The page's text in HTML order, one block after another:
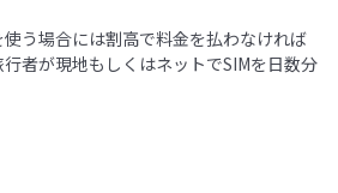
う場合には割高で料金を払わなければ
者が現地もしくはネットでSIMを日数分